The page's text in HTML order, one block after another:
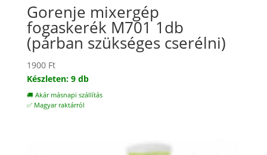
Gorenje mixergép
fogaskerék M701 1db
(párban szükséges cserélni)
1900 Ft
Készleten: 9 db
🚚 Akár másnapi szállítás
✅ Magyar raktárról